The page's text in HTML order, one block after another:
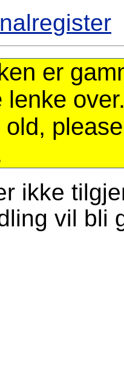
er
lenke
ikke
vil bli